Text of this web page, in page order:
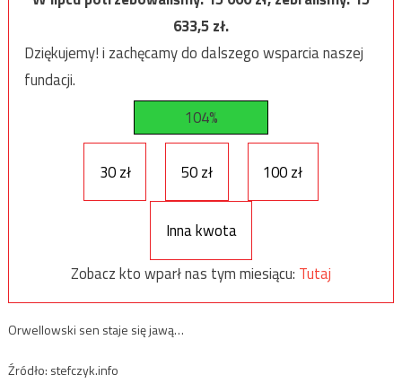
633,5zł.
Dziękujemy! i zachęcamy do dalszego wsparcia naszej
fundacji.
104%
30 zł 50 zł 100 zł
Inna kwota
Zobacz kto wparł nas tym miesiącu: Tutaj
Orwellowski sen staje się jawą…
Źródło: stefczyk.info